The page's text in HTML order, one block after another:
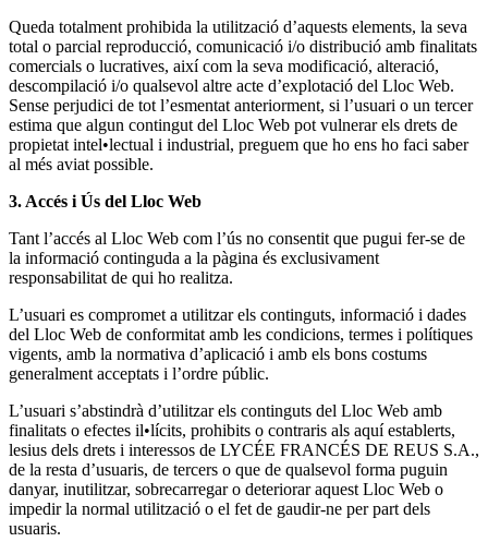
Queda totalment prohibida la utilització d’aquests elements, la seva
total o parcial reproducció, comunicació i/o distribució amb finalitats
comercials o lucratives, així com la seva modificació, alteració,
descompilació i/o qualsevol altre acte d’explotació del Lloc Web.
Sense perjudici de tot l’esmentat anteriorment, si l’usuari o un tercer
estima que algun contingut del Lloc Web pot vulnerar els drets de
propietat intel•lectual i industrial, preguem que ho ens ho faci saber
al més aviat possible.
3. Accés i Ús del Lloc Web
Tant l’accés al Lloc Web com l’ús no consentit que pugui fer-se de
la informació continguda a la pàgina és exclusivament
responsabilitat de qui ho realitza.
L’usuari es compromet a utilitzar els continguts, informació i dades
del Lloc Web de conformitat amb les condicions, termes i polítiques
vigents, amb la normativa d’aplicació i amb els bons costums
generalment acceptats i l’ordre públic.
L’usuari s’abstindrà d’utilitzar els continguts del Lloc Web amb
finalitats o efectes il•lícits, prohibits o contraris als aquí establerts,
lesius dels drets i interessos de LYCÉE FRANCÉS DE REUS S.A.,
de la resta d’usuaris, de tercers o que de qualsevol forma puguin
danyar, inutilitzar, sobrecarregar o deteriorar aquest Lloc Web o
impedir la normal utilització o el fet de gaudir-ne per part dels
usuaris.